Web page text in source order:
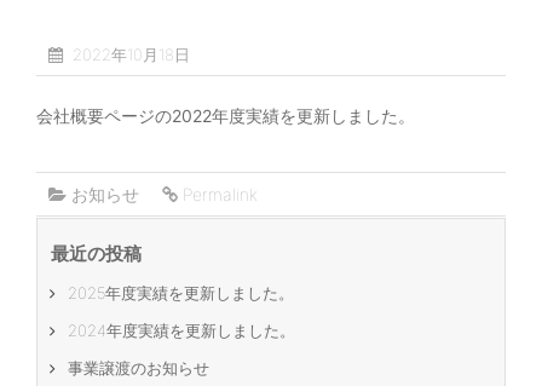
2022年10月18日
会社概要ページの2022年度実績を更新しました。
お知らせ Permalink
最近の投稿
2025年度実績を更新しました。
2024年度実績を更新しました。
事業譲渡のお知らせ